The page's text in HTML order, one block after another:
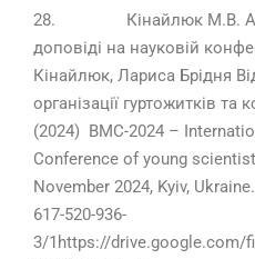
28. Кінайлюк М.В.
доповіді на науковій
Кінайлюк, Лариса Брідня
організації гуртожитків та
(2024) BMC-2024 –
Conference of young
November 2024, Kyiv,
617-520-936-
3/1https://drive.google.com/